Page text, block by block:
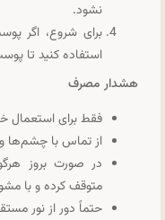
نشود.
برای شروع، اگر
استفاده کنید تا
هشدار مصرف
فقط برای استعمال
از تماس با چشم‌ها
در صورت بروز
متوقف کرده و با